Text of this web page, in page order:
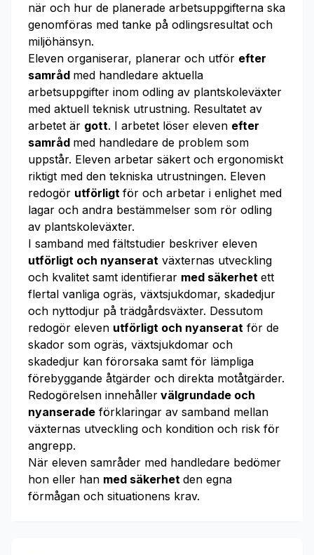
när och hur de planerade arbetsuppgifterna ska
genomföras med tanke på odlingsresultat och
miljöhänsyn.
Eleven organiserar, planerar och utför efter
samråd med handledare aktuella
arbetsuppgifter inom odling av plantskoleväxter
med aktuell teknisk utrustning. Resultatet av
arbetet är gott. I arbetet löser eleven efter
samråd med handledare de problem som
uppstår. Eleven arbetar säkert och ergonomiskt
riktigt med den tekniska utrustningen. Eleven
redogör utförligt för och arbetar i enlighet med
lagar och andra bestämmelser som rör odling
av plantskoleväxter.
I samband med fältstudier beskriver eleven
utförligt och nyanserat växternas utveckling
och kvalitet samt identifierar med säkerhet ett
flertal vanliga ogräs, växtsjukdomar, skadedjur
och nyttodjur på trädgårdsväxter. Dessutom
redogör eleven utförligt och nyanserat för de
skador som ogräs, växtsjukdomar och
skadedjur kan förorsaka samt för lämpliga
förebyggande åtgärder och direkta motåtgärder.
Redogörelsen innehåller välgrundade och
nyanserade förklaringar av samband mellan
växternas utveckling och kondition och risk för
angrepp.
När eleven samråder med handledare bedömer
hon eller han med säkerhet den egna
förmågan och situationens krav.